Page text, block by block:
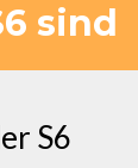
sind
S6